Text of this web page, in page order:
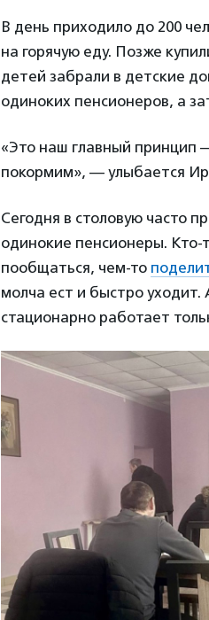
В день приходило до 200
на горячую еду. Позже
детей забрали в детские
одиноких пенсионеров, а
«Это наш главный принцип
покормим», — улыбается
Сегодня в столовую часто
одинокие пенсионеры. Кто-
пообщаться, чем-то
молча ест и быстро
стационарно работает